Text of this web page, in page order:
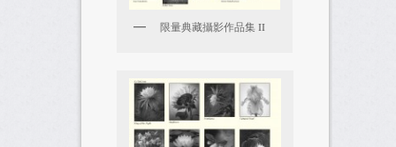
限量典藏攝影作品集 II